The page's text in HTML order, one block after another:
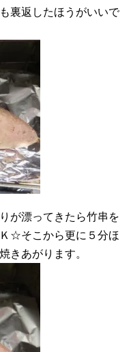
裏返したほうがいいで
が漂ってきたら竹串を
☆そこから更に５分ほ
きあがります。